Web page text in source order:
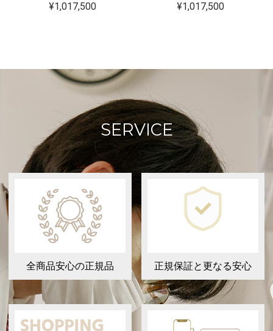
¥1,017,500
¥1,017,500
SERVICE
全商品安心の正規品 正規保証と更なる安心